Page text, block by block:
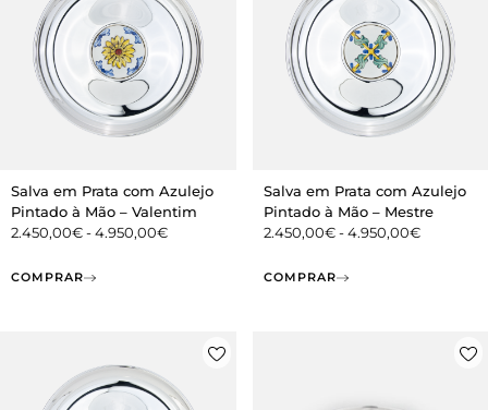
Salva em Prata com Azulejo
Pintado à Mão – Valentim
2.450,00€-4.950,00€
COMPRAR
Salva em Prata com Azulejo
Pintado à Mão – Mestre
2.450,00€-4.950,00€
COMPRAR